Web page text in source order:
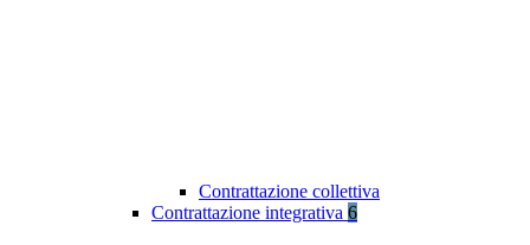
Contrattazione collettiva
Contrattazione integrativa 6